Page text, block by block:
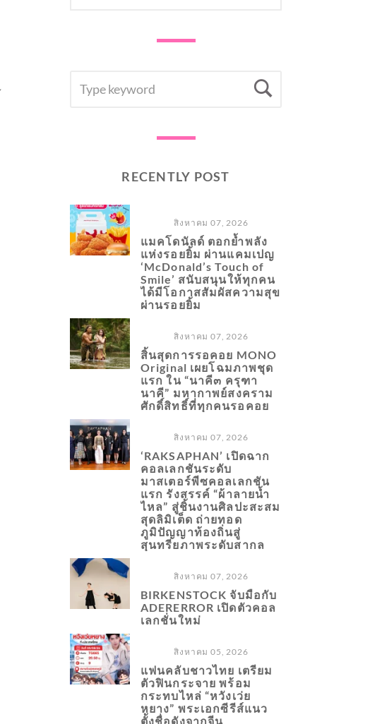
FOR:
RECENTLY POST
สิงหาคม 07, 2026
แมคโดนัลด์ ตอกย้ำพลัง
แห่งรอยยิ้ม ผ่านแคมเปญ
‘McDonald’s Touch of
Smile’ สนับสนุนให้ทุกคน
ได้มีโอกาสสัมผัสความสุข
ผ่านรอยยิ้ม
สิงหาคม 07, 2026
สิ้นสุดการรอคอย MONO
Original เผยโฉมภาพชุด
แรก ใน “นาคี๓ ครุฑา
นาคี” มหากาพย์สงคราม
ศักดิ์สิทธิ์ที่ทุกคนรอคอย
สิงหาคม 07, 2026
‘RAKSAPHAN’ เปิดฉาก
คอลเลกชันระดับ
มาสเตอร์พีซคอลเลกชัน
แรก รังสรรค์ “ผ้าลายน้ำ
ไหล” สู่ชิ้นงานศิลปะสะสม
สุดลิมิเต็ด ถ่ายทอด
ภูมิปัญญาท้องถิ่นสู่
สุนทรียภาพระดับสากล
สิงหาคม 07, 2026
BIRKENSTOCK จับมือกับ
ADERERROR เปิดตัวคอล
เลกชั่นใหม่
สิงหาคม 05, 2026
แฟนคลับชาวไทย เตรียม
ตัวฟินกระจาย พร้อม
กระทบไหล่ “หวังเว่ย
หยาง” พระเอกซีรีส์แนว
ตั้งชื่อดังจากจีน